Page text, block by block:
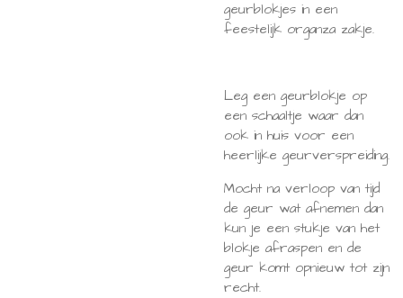
geurblokjes in een
feestelijk organza zakje.
Leg een geurblokje op
een schaaltje waar dan
ook in huis voor een
heerlijke geurverspreiding.
Mocht na verloop van tijd
de geur wat afnemen dan
kun je een stukje van het
blokje afraspen en de
geur komt opnieuw tot zijn
recht.